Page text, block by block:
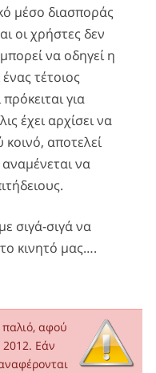
μέσο διασποράς
οι χρήστες δεν
να οδηγεί η
τέτοιος
για
έχει αρχίσει να
κοινό, αποτελεί
να
σιγά-σιγά να
κινητό μας….
αφού
2012. Εάν